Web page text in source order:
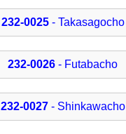
232-0025- Takasagocho
232-0026 - Futabacho
232-0027- Shinkawacho